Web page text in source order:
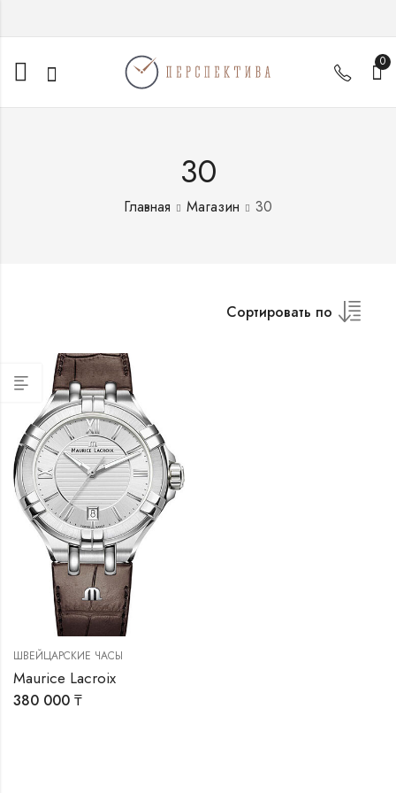
0
30
Главная Магазин 30
Сортировать по
ШВЕЙЦАРСКИЕ ЧАСЫ
Maurice Lacroix
380 000 ₸